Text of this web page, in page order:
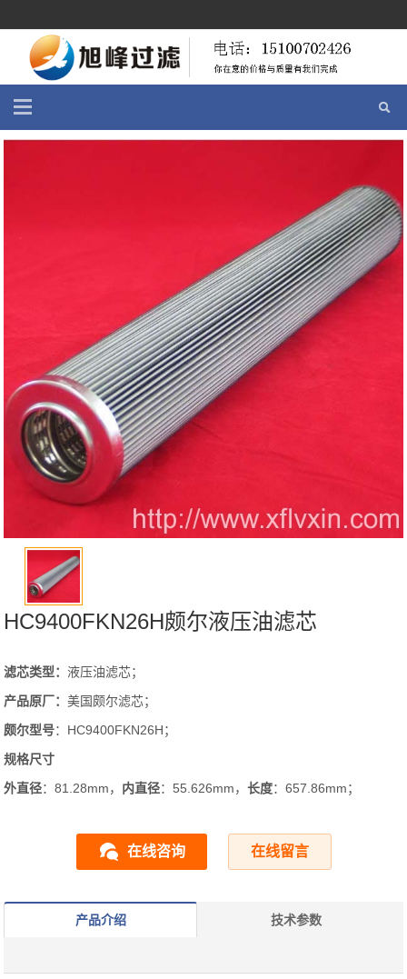
HC9400FKN26H颇尔液压油滤芯
滤芯类型：液压油滤芯；
产品原厂：美国颇尔滤芯；
颇尔型号：HC9400FKN26H；
规格尺寸
外直径：81.28mm， 内直径：55.626mm，长度：657.86mm；
在线咨询 在线留言
产品介绍 技术参数